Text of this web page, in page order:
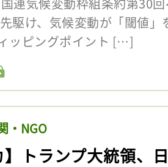
先駆け、気候変動が「閾値
ッピングポイント […]
・NGO
】トランプ大統領、